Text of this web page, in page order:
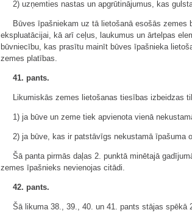
2) uzņemties nastas un apgrūtinājumus, kas
Būves īpašniekam uz tā lietošanā esošās
ekspluatācijai, kā arī ceļus, laukumus un ārtelpas
būvniecību, kas prasītu mainīt būves īpašnieka
zemes platības.
41. pants.
Likumiskās zemes lietošanas tiesības izbeidzas
1) ja būve un zeme tiek apvienota vienā
2) ja būve, kas ir patstāvīgs nekustamā īpašuma
Šā panta pirmās daļas 2. punktā minētajā
zemes īpašnieks nevienojas citādi.
42. pants.
Šā likuma 38., 39., 40. un 41. pants stājas spēkā